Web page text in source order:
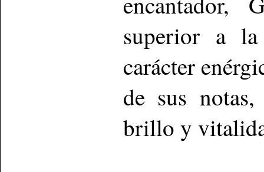
superior a
carácter
de sus
brillo y